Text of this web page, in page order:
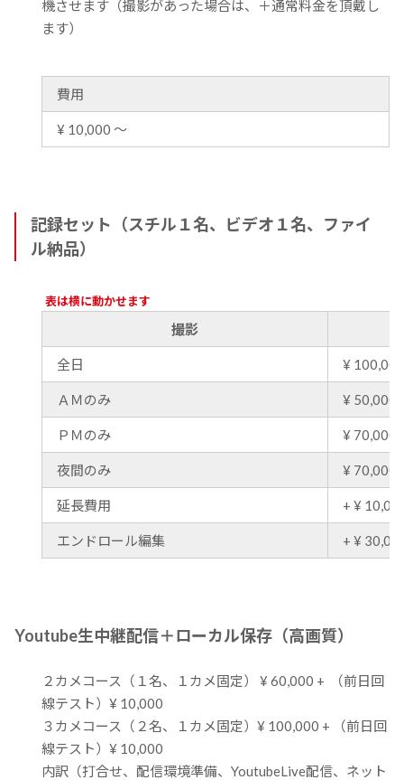
機させます（撮影があった場合は、＋通常料金を頂戴し
ます）
費用
¥ 10,000 〜
記録セット（スチル１名、ビデオ１名、ファイ
ル納品）
表は横に動かせます
撮影
全日 ¥
ＡＭのみ ¥ 50,000
ＰＭのみ ¥ 70,000
夜間のみ ¥ 70,000
延長費用 + ¥
エンドロール編集 + ¥
Youtube生中継配信＋ローカル保存（高画質）
２カメコース（１名、１カメ固定） ¥ 60,000 + （前日回
線テスト）¥ 10,000
３カメコース（２名、１カメ固定）¥ 100,000 + （前日回
線テスト）¥ 10,000
内訳（打合せ、配信環境準備、YoutubeLive配信、ネット